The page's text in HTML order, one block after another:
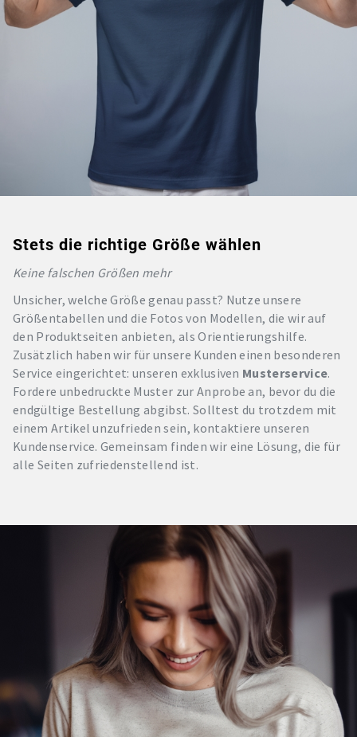
Stets die richtige Größe wählen
Keine falschen Größen mehr
Unsicher, welche Größe genau passt? Nutze unsere
Größentabellen und die Fotos von Modellen, die wir auf
den Produktseiten anbieten, als Orientierungshilfe.
Zusätzlich haben wir für unsere Kunden einen besonderen
Service eingerichtet: unseren exklusiven Musterservice.
Fordere unbedruckte Muster zur Anprobe an, bevor du die
endgültige Bestellung abgibst. Solltest du trotzdem mit
einem Artikel unzufrieden sein, kontaktiere unseren
Kundenservice. Gemeinsam finden wir eine Lösung, die für
alle Seiten zufriedenstellend ist.